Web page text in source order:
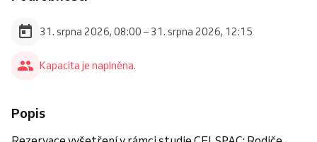
31. srpna 2026, 08:00 – 31. srpna 2026, 12:15
Kapacita je naplněna.
Popis